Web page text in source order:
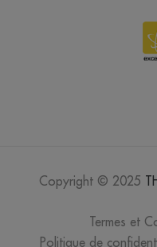
Copyright © 2025
Termes et
Politique de